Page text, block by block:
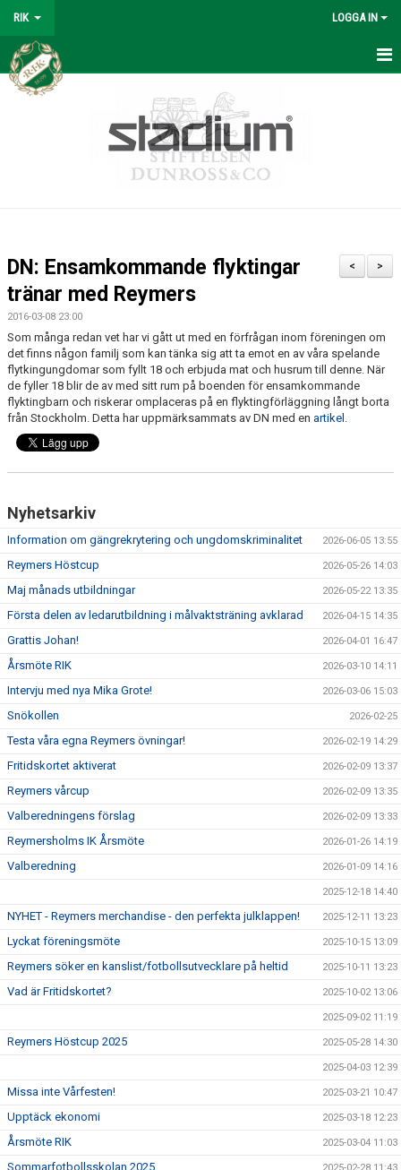
RIK LOGGA IN
REYMERS
KONTAKTPERSONER
REYMERS-TRÄNING
SOMMARFOTBOLLSSKOLA
MATERIAL
KÖPA MATCHTRÖJA
BILDGALLERI
DOKUMENT
AVGIFTER
KALENDRAR
GÄNGREKRYTERING
>
<
DN: Ensamkommande flyktingar
tränar med Reymers
2016-03-08 23:00
Som många redan vet har vi gått ut med en förfrågan inom föreningen om
det finns någon familj som kan tänka sig att ta emot en av våra spelande
flytkingungdomar som fyllt 18 och erbjuda mat och husrum till denne. När
de fyller 18 blir de av med sitt rum på boenden för ensamkommande
flyktingbarn och riskerar omplaceras på en flyktingförläggning långt borta
från Stockholm. Detta har uppmärksammats av DN med en artikel.
Nyhetsarkiv
Information om gängrekrytering och ungdomskriminalitet 2026-06-05 13:55
Reymers Höstcup 2026-05-26 14:03
Maj månads utbildningar 2026-05-22 13:35
Första delen av ledarutbildning i målvaktsträning avklarad 2026-04-15 14:35
Grattis Johan! 2026-04-01 16:47
Årsmöte RIK 2026-03-10 14:11
Intervju med nya Mika Grote! 2026-03-06 15:03
Snökollen 2026-02-25
Testa våra egna Reymers övningar! 2026-02-19 14:29
Fritidskortet aktiverat 2026-02-09 13:37
Reymers vårcup 2026-02-09 13:35
Valberedningens förslag 2026-02-09 13:33
Reymersholms IK Årsmöte 2026-01-26 14:19
Valberedning 2026-01-09 14:16
2025-12-18 14:40
NYHET - Reymers merchandise - den perfekta julklappen! 2025-12-11 13:23
Lyckat föreningsmöte 2025-10-15 13:09
Reymers söker en kanslist/fotbollsutvecklare på heltid 2025-10-11 13:23
Vad är Fritidskortet? 2025-10-02 13:06
2025-09-02 11:19
Reymers Höstcup 2025 2025-05-28 14:30
2025-04-03 12:39
Missa inte Vårfesten! 2025-03-21 10:47
Upptäck ekonomi 2025-03-18 12:23
Årsmöte RIK 2025-03-04 11:03
Sommarfotbollsskolan 2025